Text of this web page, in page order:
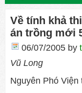
Về tính khả
án trồng mới
06/07/2005 by
Vũ Long
Nguyên Phó Viện